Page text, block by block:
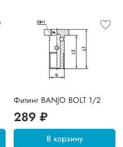
Фитинг BANJO BOLT 1/2
289 ₽
В корзину